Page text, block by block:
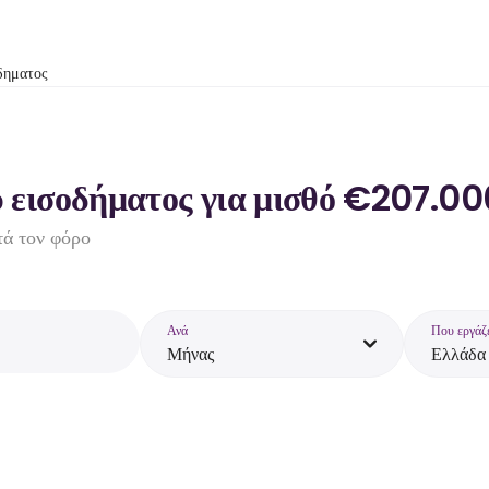
εισοδήματος για μισθό
τον φόρο
Ανά
Μήνας
Που
Ελλάδα